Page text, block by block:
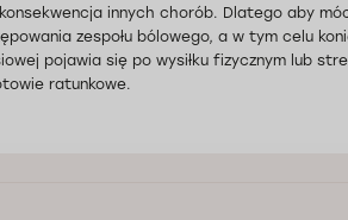
innych chorób. Dlatego aby
zespołu bólowego, a w tym celu
pojawia się po wysiłku fizycznym lub
ratunkowe.